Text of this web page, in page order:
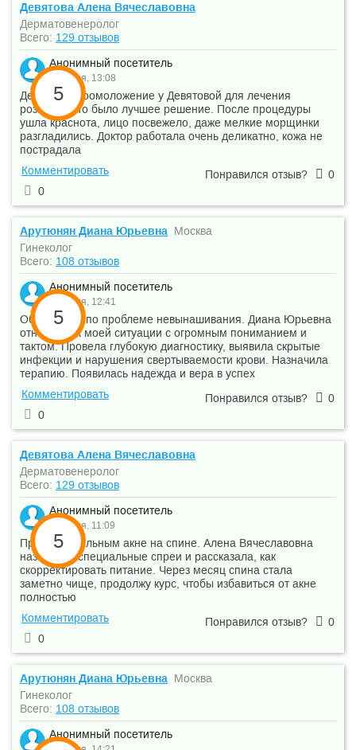
Девятова Алена Вячеславовна
Дерматовенеролог
Всего: 129 отзывов
5
Анонимный посетитель
20 июля, 13:08
Делала фотоомоложение у Девятовой для лечения
розацеа. Это было лучшее решение. После процедуры
ушла краснота, лицо посвежело, даже мелкие морщинки
разгладились. Доктор работала очень деликатно, кожа не
пострадала
Комментировать
Понравился отзыв?
0
0
Арутюнян Диана Юрьевна
Москва
Гинеколог
Всего: 108 отзывов
5
Анонимный посетитель
20 июля, 12:41
Обратилась по проблеме невынашивания. Диана Юрьевна
отнеслась к моей ситуации с огромным пониманием и
тактом. Провела глубокую диагностику, выявила скрытые
инфекции и нарушения свертываемости крови. Назначила
терапию. Появилась надежда и вера в успех
Комментировать
Понравился отзыв?
0
0
Девятова Алена Вячеславовна
Дерматовенеролог
Всего: 129 отзывов
5
Анонимный посетитель
16 июля, 11:09
Пришла с сильным акне на спине. Алена Вячеславовна
назначила специальные спреи и рассказала, как
скорректировать питание. Через месяц спина стала
заметно чище, продолжу курс, чтобы избавиться от акне
полностью
Комментировать
Понравился отзыв?
0
0
Арутюнян Диана Юрьевна
Москва
Гинеколог
Всего: 108 отзывов
Анонимный посетитель